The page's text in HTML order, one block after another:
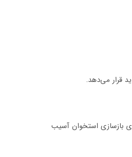
قرار می‌دهد.
بازسازی استخوان آسیب